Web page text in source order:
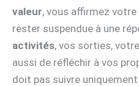
valeur, vous affirmez
rester suspendue à une
activités, vos sorties,
aussi de réfléchir à vos
doit pas suivre